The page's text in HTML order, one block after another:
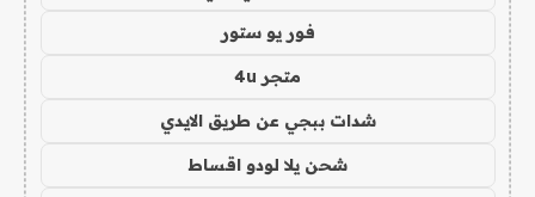
فور يو ستور
متجر 4u
شدات ببجي عن طريق الايدي
شحن يلا لودو اقساط